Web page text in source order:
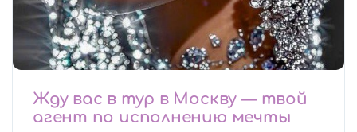
Жду вас в тур в Москву — твой
агент по исполнению мечты